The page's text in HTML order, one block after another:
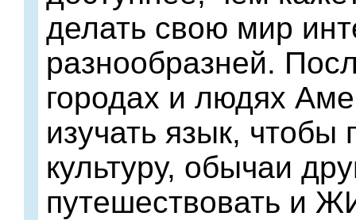
делать свою мир
разнообразней.
городах и людях
изучать язык, чтобы
культуру, обычаи
путешествовать и